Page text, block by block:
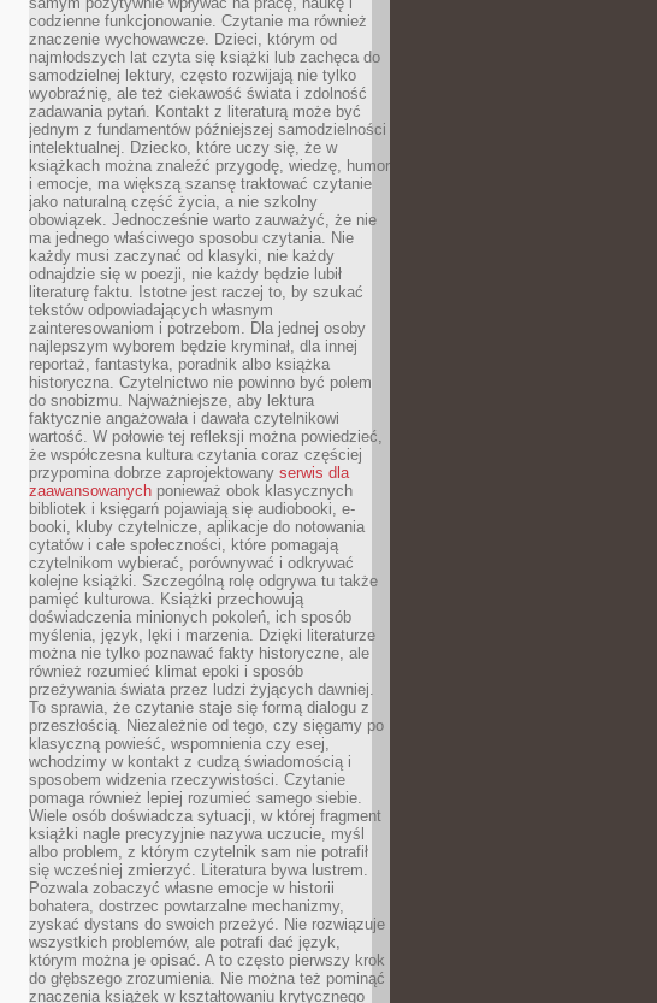
codzienne funkcjonowanie. Czytanie ma również
znaczenie wychowawcze. Dzieci, którym od
najmłodszych lat czyta się książki lub zachęca do
samodzielnej lektury, często rozwijają nie tylko
wyobraźnię, ale też ciekawość świata i zdolność
zadawania pytań. Kontakt z literaturą może być
jednym z fundamentów późniejszej samodzielności
intelektualnej. Dziecko, które uczy się, że w
książkach można znaleźć przygodę, wiedzę, humor
i emocje, ma większą szansę traktować czytanie
jako naturalną część życia, a nie szkolny
obowiązek. Jednocześnie warto zauważyć, że nie
ma jednego właściwego sposobu czytania. Nie
każdy musi zaczynać od klasyki, nie każdy
odnajdzie się w poezji, nie każdy będzie lubił
literaturę faktu. Istotne jest raczej to, by szukać
tekstów odpowiadających własnym
zainteresowaniom i potrzebom. Dla jednej osoby
najlepszym wyborem będzie kryminał, dla innej
reportaż, fantastyka, poradnik albo książka
historyczna. Czytelnictwo nie powinno być polem
do snobizmu. Najważniejsze, aby lektura
faktycznie angażowała i dawała czytelnikowi
wartość. W połowie tej refleksji można powiedzieć,
że współczesna kultura czytania coraz częściej
przypomina dobrze zaprojektowany serwis dla
zaawansowanych ponieważ obok klasycznych
bibliotek i księgarń pojawiają się audiobooki, e-
booki, kluby czytelnicze, aplikacje do notowania
cytatów i całe społeczności, które pomagają
czytelnikom wybierać, porównywać i odkrywać
kolejne książki. Szczególną rolę odgrywa tu także
pamięć kulturowa. Książki przechowują
doświadczenia minionych pokoleń, ich sposób
myślenia, język, lęki i marzenia. Dzięki literaturze
można nie tylko poznawać fakty historyczne, ale
również rozumieć klimat epoki i sposób
przeżywania świata przez ludzi żyjących dawniej.
To sprawia, że czytanie staje się formą dialogu z
przeszłością. Niezależnie od tego, czy sięgamy po
klasyczną powieść, wspomnienia czy esej,
wchodzimy w kontakt z cudzą świadomością i
sposobem widzenia rzeczywistości. Czytanie
pomaga również lepiej rozumieć samego siebie.
Wiele osób doświadcza sytuacji, w której fragment
książki nagle precyzyjnie nazywa uczucie, myśl
albo problem, z którym czytelnik sam nie potrafił
się wcześniej zmierzyć. Literatura bywa lustrem.
Pozwala zobaczyć własne emocje w historii
bohatera, dostrzec powtarzalne mechanizmy,
zyskać dystans do swoich przeżyć. Nie rozwiązuje
wszystkich problemów, ale potrafi dać język,
którym można je opisać. A to często pierwszy krok
do głębszego zrozumienia. Nie można też pominąć
znaczenia książek w kształtowaniu krytycznego